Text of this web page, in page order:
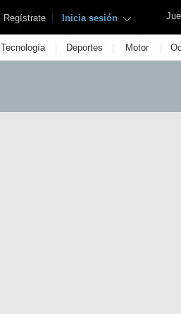
Regístrate | Inicia sesión
Tecnología | Deportes | Motor |